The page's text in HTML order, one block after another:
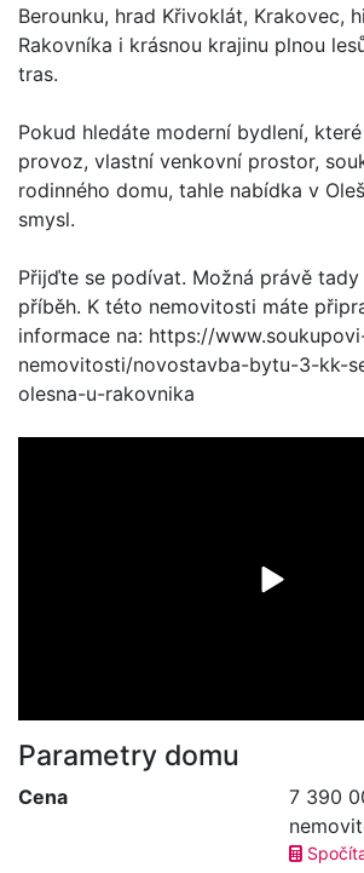
Berounku, hrad Křivoklát, Krakovec,
Rakovníka i krásnou krajinu plnou
tras.
Pokud hledáte moderní bydlení,
provoz, vlastní venkovní prostor,
rodinného domu, tahle nabídka v
smysl.
Přijďte se podívat. Možná právě
příběh. K této nemovitosti máte
informace na: https://
nemovitosti/novostavba-bytu-3-kk-
olesna-u-rakovnika
Parametry domu
Cena
7 390